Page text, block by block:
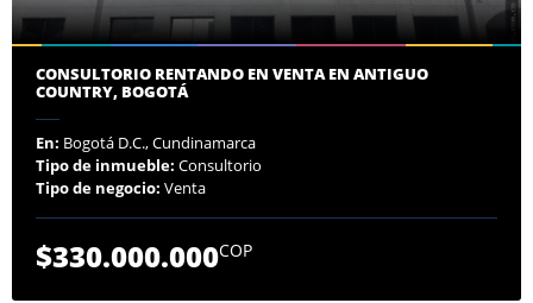
CONSULTORIO RENTANDO EN VENTA EN ANTIGUO
COUNTRY, BOGOTÁ
En: Bogotá D.C., Cundinamarca
Tipo de inmueble: Consultorio
Tipo de negocio: Venta
$330.000.000COP